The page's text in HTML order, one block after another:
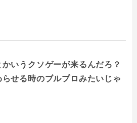
いうクソゲーが来るんだろ？
せる時のブルプロみたいじゃ